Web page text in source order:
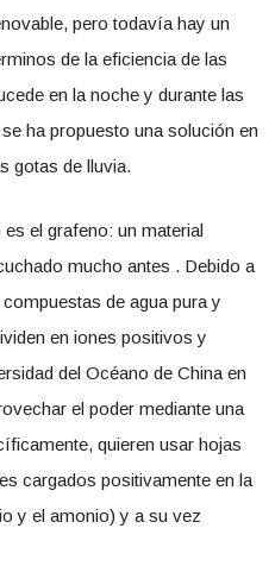
pero todavía hay un
de la eficiencia de las
en la noche y durante las
ha propuesto una solución en
gotas de lluvia.
el grafeno: un material
mucho antes . Debido a
de agua pura y
en iones positivos y
del Océano de China en
el poder mediante una
quieren usar hojas
cargados positivamente en la
y el amonio) y a su vez